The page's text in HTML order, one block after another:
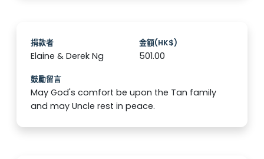
捐款者
Elaine & Derek Ng
金額(HK$)
501.00
鼓勵留言
May God's comfort be upon the Tan family
and may Uncle rest in peace.